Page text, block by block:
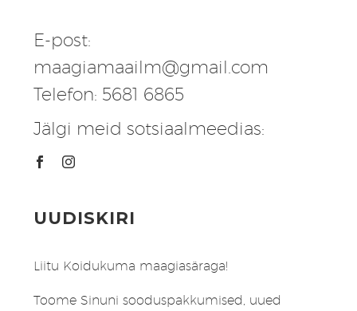
E-post:
maagiamaailm@gmail.com
Telefon: 5681 6865
Jälgi meid sotsiaalmeedias:
UUDISKIRI
Liitu Koidukuma maagiasäraga!
Toome Sinuni sooduspakkumised, uued